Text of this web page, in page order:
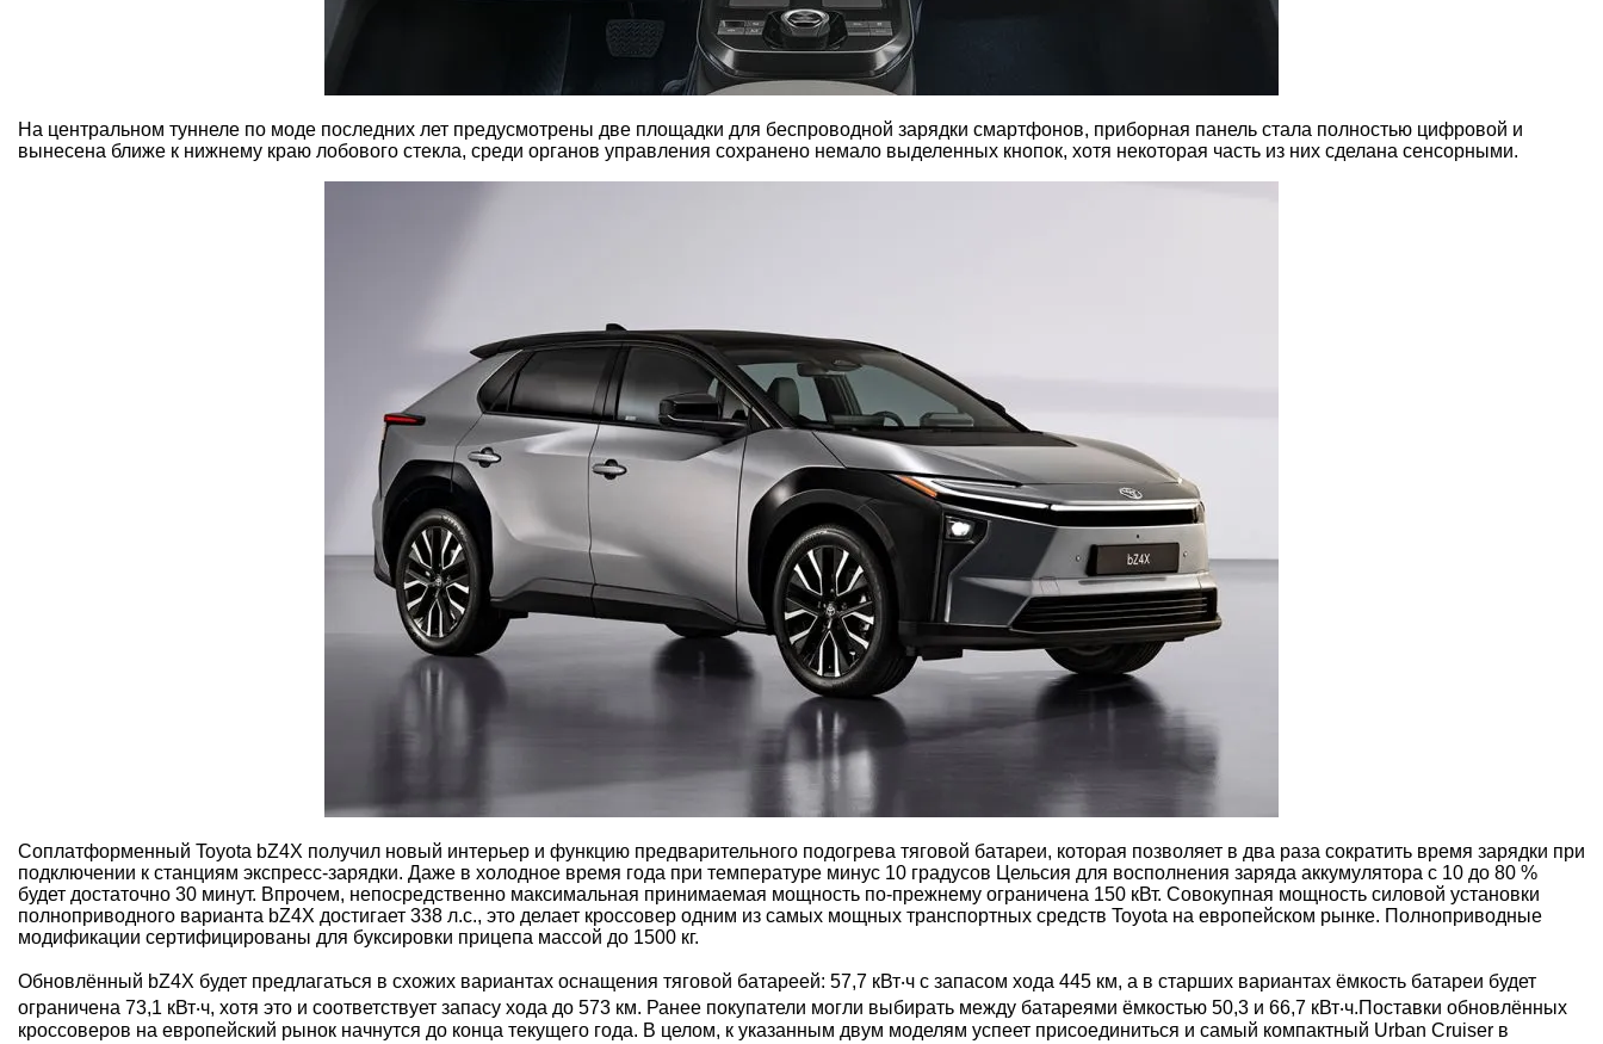
На центральном туннеле по моде последних лет предусмотрены две площадки для беспроводной зарядки смартфонов, приборная панель стала полностью цифровой и
вынесена ближе к нижнему краю лобового стекла, среди органов управления сохранено немало выделенных кнопок, хотя некоторая часть из них сделана сенсорными.
Соплатформенный Toyota bZ4X получил новый интерьер и функцию предварительного подогрева тяговой батареи, которая позволяет в два раза сократить время зарядки при
подключении к станциям экспресс-зарядки. Даже в холодное время года при температуре минус 10 градусов Цельсия для восполнения заряда аккумулятора с 10 до 80 %
будет достаточно 30 минут. Впрочем, непосредственно максимальная принимаемая мощность по-прежнему ограничена 150 кВт. Совокупная мощность силовой установки
полноприводного варианта bZ4X достигает 338 л.с., это делает кроссовер одним из самых мощных транспортных средств Toyota на европейском рынке. Полноприводные
модификации сертифицированы для буксировки прицепа массой до 1500 кг.
Обновлённый bZ4X будет предлагаться в схожих вариантах оснащения тяговой батареей: 57,7 кВт‧ч с запасом хода 445 км, а в старших вариантах ёмкость батареи будет
ограничена 73,1 кВт‧ч, хотя это и соответствует запасу хода до 573 км. Ранее покупатели могли выбирать между батареями ёмкостью 50,3 и 66,7 кВт‧ч.Поставки обновлённых
кроссоверов на европейский рынок начнутся до конца текущего года. В целом, к указанным двум моделям успеет присоединиться и самый компактный Urban Cruiser в